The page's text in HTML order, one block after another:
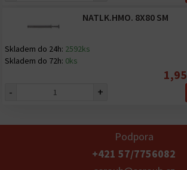
NATLK.HMO. 8X80 SM
Skladem do 24h: 2592ks
Skladem do 72h: 0ks
- +
Podpora
+421 57/7756082